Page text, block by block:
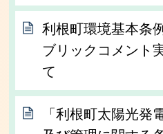
利根町環境基本条
ブリックコメント
て
「利根町太陽光発